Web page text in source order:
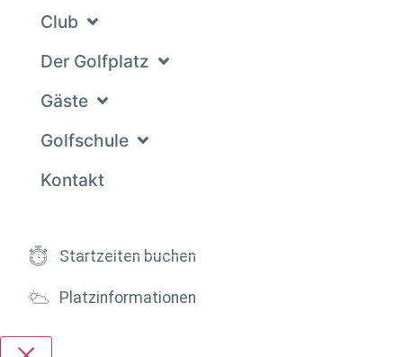
Club
Der Golfplatz
Gäste
Golfschule
Kontakt
Startzeiten buchen
Platzinformationen